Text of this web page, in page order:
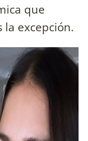
que
excepción.